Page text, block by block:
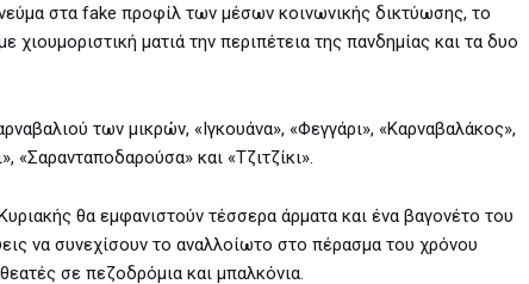
στα fake προφίλ των μέσων κοινωνικής δικτύωσης, το
χιουμοριστική ματιά την περιπέτεια της πανδημίας και τα δυο
των μικρών, «Ιγκουάνα», «Φεγγάρι», «Καρναβαλάκος»,
«Σαρανταποδαρούσα» και «Τζιτζίκι».
θα εμφανιστούν τέσσερα άρματα και ένα βαγονέτο του
να συνεχίσουν το αναλλοίωτο στο πέρασμα του χρόνου
σε πεζοδρόμια και μπαλκόνια.